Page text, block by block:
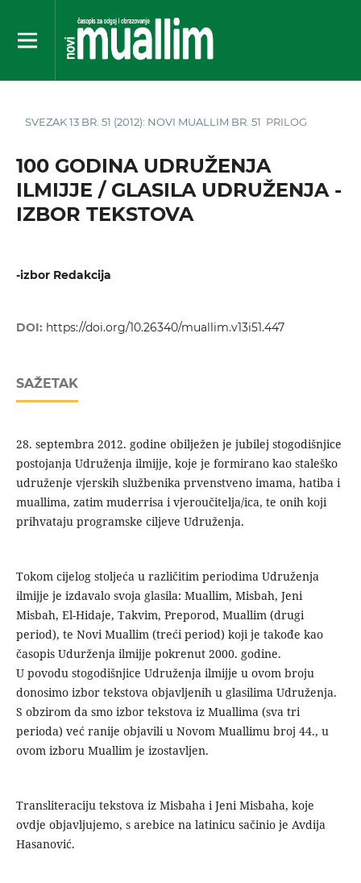
SVEZAK 13 BR. 51 (2012): NOVI MUALLIM BR. 51 PRILOG
100 GODINA UDRUŽENJA
ILMIJJE / GLASILA UDRUŽENJA -
IZBOR TEKSTOVA
-izbor Redakcija
DOI: https://doi.org/10.26340/muallim.v13i51.447
SAŽETAK
28. septembra 2012. godine obilježen je jubilej stogodišnjice
postojanja Udruženja ilmijje, koje je formirano kao staleško
udruženje vjerskih službenika prvenstveno imama, hatiba i
muallima, zatim muderrisa i vjeroučitelja/ica, te onih koji
prihvataju programske ciljeve Udruženja.
Tokom cijelog stoljeća u različitim periodima Udruženja
ilmijje je izdavalo svoja glasila: Muallim, Misbah, Jeni
Misbah, El-Hidaje, Takvim, Preporod, Muallim (drugi
period), te Novi Muallim (treći period) koji je takođe kao
časopis Udurženja ilmijje pokrenut 2000. godine.
U povodu stogodišnjice Udruženja ilmijje u ovom broju
donosimo izbor tekstova objavljenih u glasilima Udruženja.
S obzirom da smo izbor tekstova iz Muallima (sva tri
perioda) već ranije objavili u Novom Muallimu broj 44., u
ovom izboru Muallim je izostavljen.
Transliteraciju tekstova iz Misbaha i Jeni Misbaha, koje
ovdje objavljujemo, s arebice na latinicu sačinio je Avdija
Hasanović.